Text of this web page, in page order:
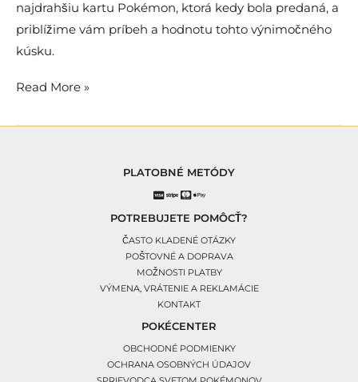
najdrahšiu kartu Pokémon, ktorá kedy bola predaná, a
priblížime vám príbeh a hodnotu tohto výnimočného
kúsku.
Najdrahšia
Pokémon:
Read More »
PLATOBNÉ METÓDY
POTREBUJETE POMÔCŤ?
ČASTO KLADENÉ OTÁZKY
POŠTOVNÉ A DOPRAVA
MOŽNOSTI PLATBY
VÝMENA, VRÁTENIE A REKLAMÁCIE
KONTAKT
POKÉCENTER
OBCHODNÉ PODMIENKY
OCHRANA OSOBNÝCH ÚDAJOV